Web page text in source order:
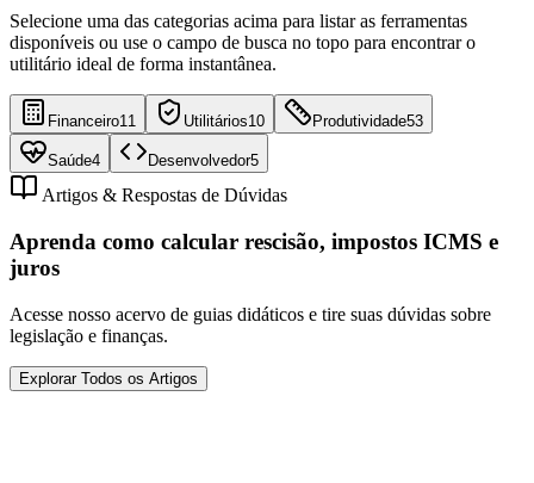
Selecione uma das categorias acima para listar as ferramentas
disponíveis ou use o campo de busca no topo para encontrar o
utilitário ideal de forma instantânea.
Financeiro11 Utilitários10 Produtividade53
Saúde4 Desenvolvedor5
Artigos & Respostas de Dúvidas
Aprenda como calcular rescisão, impostos ICMS e
juros
Acesse nosso acervo de guias didáticos e tire suas dúvidas sobre
legislação e finanças.
Explorar Todos os Artigos